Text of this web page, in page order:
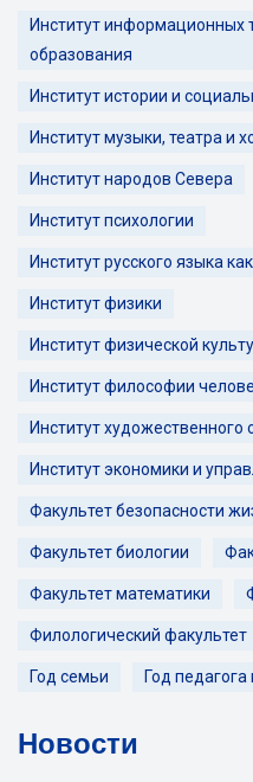
Институт информационных
образования
Институт истории и
Институт музыки, театра и
Институт народов Севера
Институт психологии
Институт русского языка
Институт физики
Институт физической
Институт философии
Институт художественного
Институт экономики и
Факультет безопасности
Факультет биологии
Факультет математики
Филологический факультет
Год семьи Год педагога
Новости